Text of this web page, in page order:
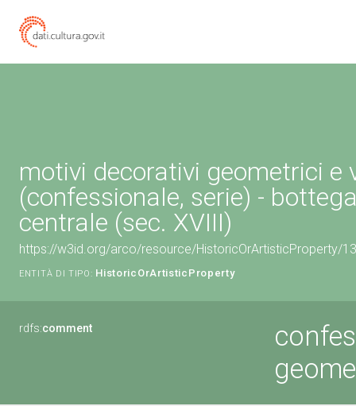
motivi decorativi geometrici e
(confessionale, serie) -
centrale (sec. XVIII)
https://w3id.org/arco/resource/HistoricOrArtisticProperty/
ENTITÀ DI TIPO: HistoricOrArtisticProperty
rdfs:comment